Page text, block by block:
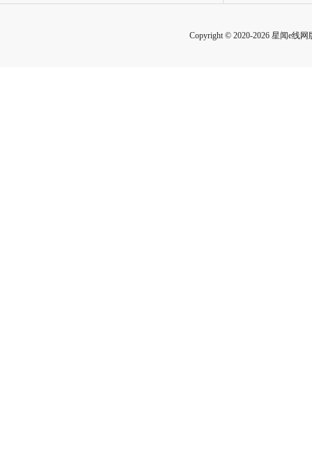
Copyright © 2020-2026 星闻e线